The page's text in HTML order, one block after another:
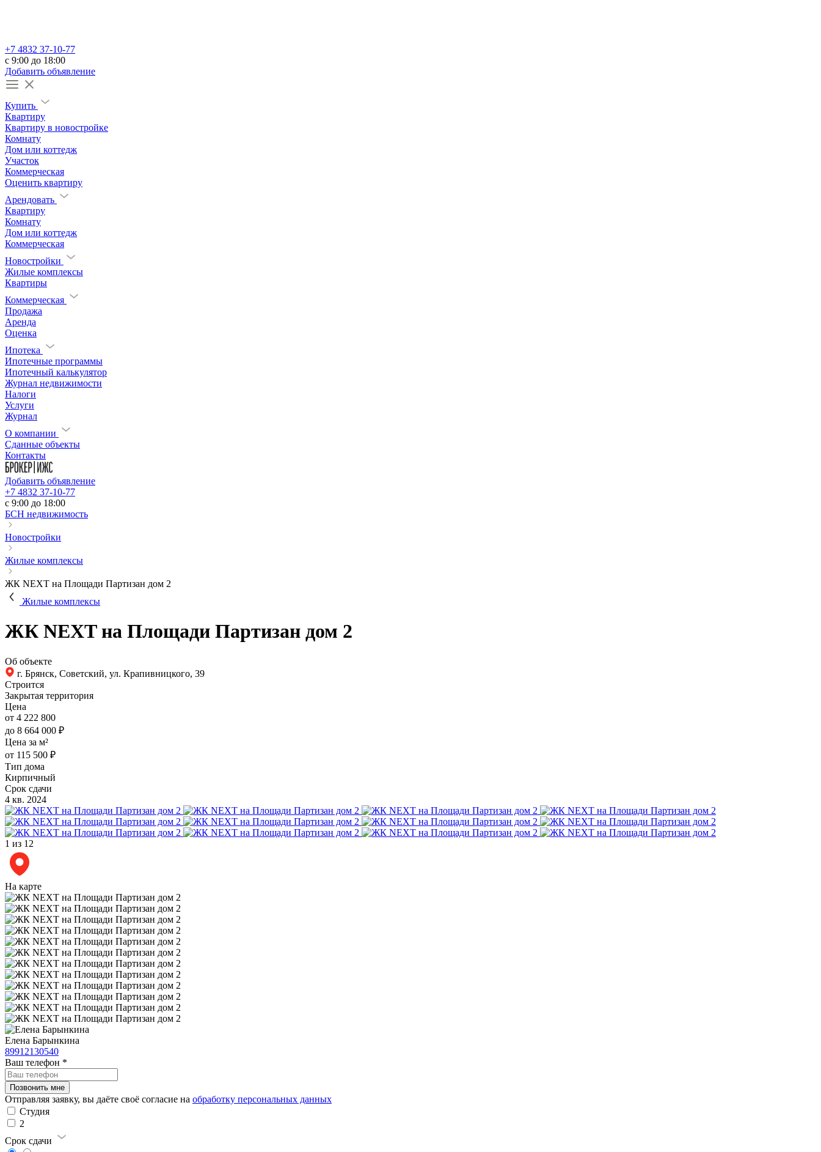
+7 4832 37-10-77
c 9:00 до 18:00
Добавить объявление
Купить
Квартиру
Квартиру в новостройке
Комнату
Дом или коттедж
Участок
Коммерческая
Оценить квартиру
Арендовать
Квартиру
Комнату
Дом или коттедж
Коммерческая
Новостройки
Жилые комплексы
Квартиры
Коммерческая
Продажа
Аренда
Оценка
Ипотека
Ипотечные программы
Ипотечный калькулятор
Журнал недвижимости
Налоги
Услуги
Журнал
О компании
Сданные объекты
Контакты
Добавить объявление
+7 4832 37-10-77
c 9:00 до 18:00
БСН недвижимость
Новостройки
Жилые комплексы
ЖК NEXT на Площади Партизан дом 2
Жилые комплексы
ЖК NEXT на Площади Партизан дом 2
Об объекте
г. Брянск, Советский, ул. Крапивницкого, 39
Строится
Закрытая территория
Цена
от 4 222 800
до 8 664 000 ₽
Цена за м²
от 115 500 ₽
Тип дома
Кирпичный
Срок сдачи
4 кв. 2024
1 из 12
На карте
Елена Барынкина
89912130540
Ваш телефон *
Отправляя заявку, вы даёте своё согласие на обработку персональных данных
Студия
2
Срок сдачи